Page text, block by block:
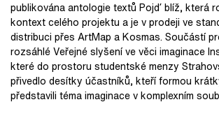
publikována antologie textů Pojď blíž, která
kontext celého projektu a je v prodeji ve
distribuci přes ArtMap a Kosmas. Součástí
rozsáhlé Veřejné slyšení ve věci imaginace
které do prostoru studentské menzy
přivedlo desítky účastníků, kteří formou
představili téma imaginace v komplexním